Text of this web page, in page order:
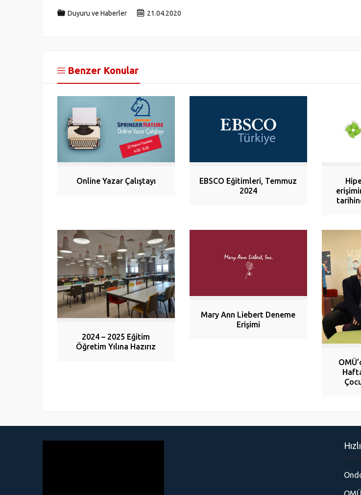
Duyuru ve Haberler 21.04.2020
Benzer Konular
Online Yazar Çalıştayı
EBSCO Eğitimleri, Temmuz
2024
2024 – 2025 Eğitim
Öğretim Yılına Hazırız
Mary Ann Liebert Deneme
Erişimi